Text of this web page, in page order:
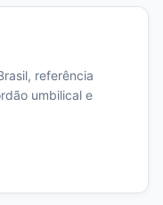
referência
umbilical e